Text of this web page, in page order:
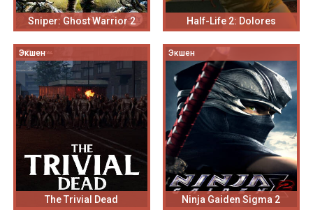
Sniper: Ghost Warrior 2 Half-Life 2: Dolores
Экшен
The Trivial Dead
Экшен
Ninja Gaiden Sigma 2